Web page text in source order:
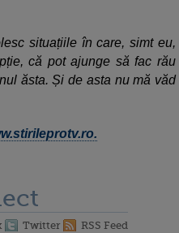
situațiile în care, simt eu,
că pot ajunge să fac rău
ăsta. Și de asta nu mă văd
Twitter RSS Feed